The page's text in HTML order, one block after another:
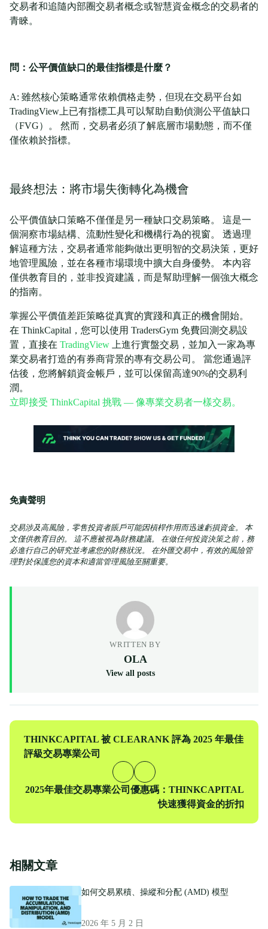
交易者和追隨內部圈交易者概念或智慧資金概念的交易者的
青睞。
問：公平價值缺口的最佳指標是什麼？
A: 雖然核心策略通常依賴價格走勢，但現在交易平台如
TradingView上已有指標工具可以幫助自動偵測公平值缺口
（FVG）。 然而，交易者必須了解底層市場動態，而不僅
僅依賴於指標。
最終想法：將市場失衡轉化為機會
公平價值缺口策略不僅僅是另一種缺口交易策略。 這是一
個洞察市場結構、流動性變化和機構行為的視窗。 透過理
解這種方法，交易者通常能夠做出更明智的交易決策，更好
地管理風險，並在各種市場環境中擴大自身優勢。 本內容
僅供教育目的，並非投資建議，而是幫助理解一個強大概念
的指南。
掌握公平價值差距策略從真實的實踐和真正的機會開始。
在 ThinkCapital，您可以使用 TradersGym 免費回測交易設
置，直接在 TradingView 上進行實盤交易，並加入一家為專
業交易者打造的有券商背景的專有交易公司。 當您通過評
估後，您將解鎖資金帳戶，並可以保留高達90%的交易利
潤。
立即接受 ThinkCapital 挑戰 — 像專業交易者一樣交易。
免責聲明
交易涉及高風險，零售投資者賬戶可能因槓桿作用而迅速虧損資金。 本
文僅供教育目的。 這不應被視為財務建議。 在做任何投資決策之前，務
必進行自己的研究並考慮您的財務狀況。 在外匯交易中，有效的風險管
理對於保護您的資本和適當管理風險至關重要。
WRITTEN BY
OLA
View all posts
上
一
THINKCAPITAL 被 CLEARANK 評為 2025 年最佳
評級交易專業公司
下
2025年最佳交易專業公司優惠碼：THINKCAPITAL
快速獲得資金的折扣
相關文章
如何交易累積、操縱和分配 (AMD) 模型
2026 年 5 月 2 日